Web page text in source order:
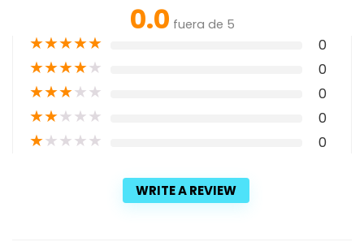
0.0 fuera de 5
★★★★★ 0
★★★★★ 0
★★★★★ 0
★★★★★ 0
★★★★★ 0
WRITE A REVIEW